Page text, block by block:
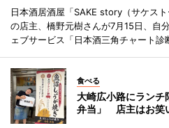
日本酒居酒屋「SAKE story（サケス
の店主、橋野元樹さんが7月15日、自
ェブサービス「日本酒三角チャート診
食べる
大崎広小路にランチ
弁当」 店主はお笑